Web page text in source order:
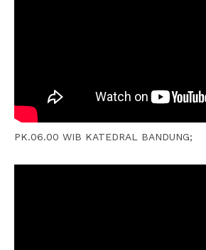
PK.06.00 WIB KATEDRAL BANDUNG;